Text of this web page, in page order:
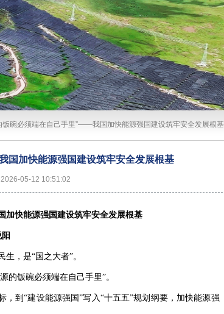
饭碗必须端在自己手里”——我国加快能源强国建设筑牢安全发展根基
加快能源强国建设筑牢安全发展根基
05-12 10:51:02
快能源强国建设筑牢安全发展根基
，是“国之大者”。
的饭碗必须端在自己手里”。
，到“建设能源强国”写入“十五五”规划纲要，加快能源强